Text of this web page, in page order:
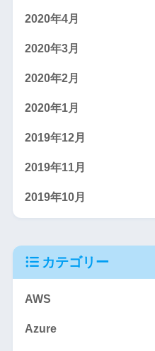
2020年4月
2020年3月
2020年2月
2020年1月
2019年12月
2019年11月
2019年10月
カテゴリー
AWS
Azure